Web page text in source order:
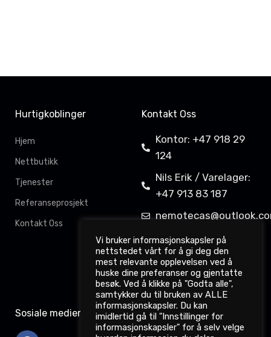
Hurtigkoblinger
Hjem
Nettbutikk
Tjenester
Referanseprosjekt
Kontakt Oss
Kontakt Oss
Kontor: +47 918 29
124
Nils Erik / Varelager:
+47 913 83 187
Davit Gahkkorluodda
11,
9522 Kautokeino
Sosiale medier
Vi bruker informasjonskapsler på
nettstedet vårt for å gi deg den
mest relevante opplevelsen ved å
huske dine preferanser og gjentatte
besøk. Ved å klikke på "Godta alle",
samtykker du til bruken av ALLE
informasjonskapsler. Du kan
imidlertid gå til "Innstillinger for
informasjonskapsler" for å selv velge